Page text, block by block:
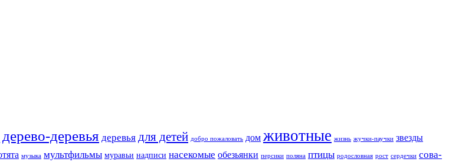
дерево-деревья деревья для детей добро пожаловать дом животные жизнь жучки-паучки звезды
музыка мультфильмы муравьи надписи насекомые обезьянки персики поляна птицы родословная рост сердечки сова-